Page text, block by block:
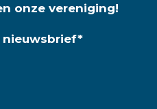
onze vereniging!
nieuwsbrief*